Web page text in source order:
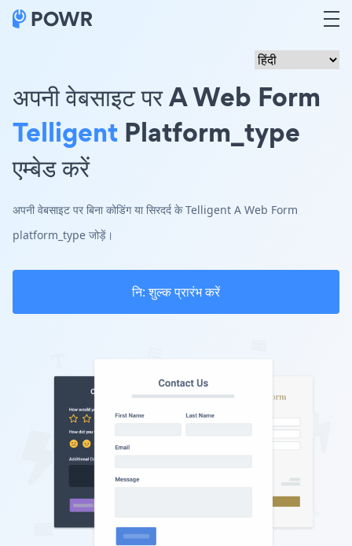
अपनी वेबसाइट पर A Web Form
Telligent Platform_type
एम्बेड करें
अपनी वेबसाइट पर बिना कोडिंग या सिरदर्द के Telligent A Web Form
platform_type जोड़ें।
नि: शुल्क प्रारंभ करें